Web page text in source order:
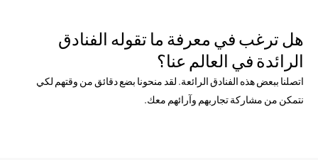
هل ترغب في معرفة ما تقوله الفنادق
الرائدة في العالم عنا؟
اتصلنا ببعض هذه الفنادق الرائعة. لقد منحونا بضع دقائق من وقتهم لكي
نتمكن من مشاركة تجاربهم وآرائهم معك.